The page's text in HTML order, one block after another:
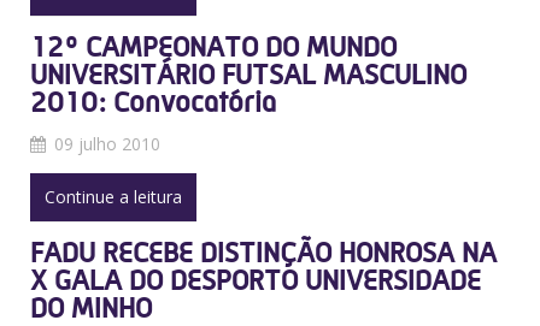
12º CAMPEONATO DO MUNDO
UNIVERSITÁRIO FUTSAL MASCULINO
2010: Convocatória
09 julho 2010
Continue a leitura
FADU RECEBE DISTINÇÃO HONROSA NA
X GALA DO DESPORTO UNIVERSIDADE
DO MINHO